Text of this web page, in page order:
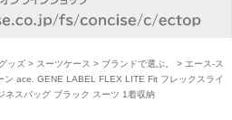
ッズ> スーツケース > ブランドで選ぶ。 > エース-ス
ン ace. GENE LABEL FLEX LITE Fit フレックスライ
ネスバッグ ブラック スーツ 1着収納